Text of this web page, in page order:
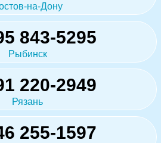
на-Дону
843-5295
Рыбинск
220-2949
Рязань
255-1597